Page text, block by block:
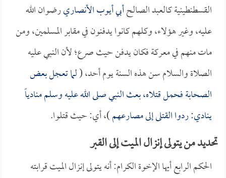
القسطنطينية كالعبد الصالحأبي أيوب الأنصاريرضوان الله
عليه، وغير هؤلاء، وكلهم كانوا يدفنون في مقابر المسلمين، ومن
مات منهم في معركة فكان يدفن حيث صرع؛ لأن النبي عليه
الصلاة والسلام سن هذه السنة يوم أحد، (لما تعجل بعض
الصحابة فحمل قتلاه، بعث النبي صلى الله عليه وسلم منادياً
ينادي: ردوا القتلى إلى مصارعهم)، أي: حيث قتلوا.
تحديد من يتولى إنزال الميت إلى القبر
الحكم الرابع أيها الإخوة الكرام: أنه يتولى إنزال الميت قرابته